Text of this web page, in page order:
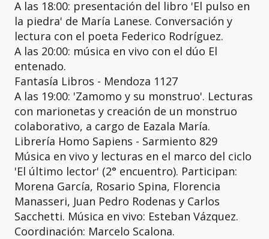
A las 18:00: presentación del libro 'El pulso en
la piedra' de María Lanese. Conversación y
lectura con el poeta Federico Rodríguez.
A las 20:00: música en vivo con el dúo El
entenado.
Fantasía Libros - Mendoza 1127
A las 19:00: 'Zamomo y su monstruo'. Lecturas
con marionetas y creación de un monstruo
colaborativo, a cargo de Eazala María.
Librería Homo Sapiens - Sarmiento 829
Música en vivo y lecturas en el marco del ciclo
'El último lector' (2° encuentro). Participan:
Morena García, Rosario Spina, Florencia
Manasseri, Juan Pedro Rodenas y Carlos
Sacchetti. Música en vivo: Esteban Vázquez.
Coordinación: Marcelo Scalona.